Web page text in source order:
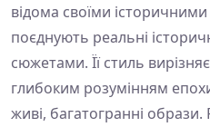
відома своїми
поєднують реальні
сюжетами. Її стиль
глибоким розумінням
живі, багатогранні